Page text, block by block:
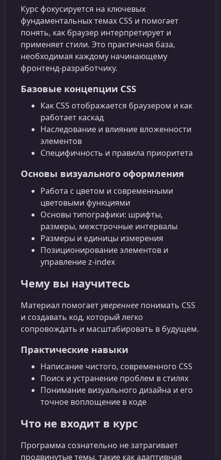
Курс фокусируется на ключевых
фундаментальных темах CSS и помогает
понять, как браузер интерпретирует и
применяет стили. Это практичная база,
необходимая каждому начинающему
фронтенд‑разработчику.
Базовые концепции CSS
Как CSS отображается браузером и как
работает каскад
Наследование и влияние вложенности
элементов
Специфичность и правила приоритета
Основы визуального оформления
Работа с цветом и современными
цветовыми функциями
Основы типографики: шрифты,
размеры, межстрочные интервалы
Размеры и единицы измерения
Позиционирование элементов и
управление z-index
Чему вы научитесь
Материал помогаетувереннее понимать CSS
и создавать код, который легко
сопровождать и масштабировать в будущем.
Практические навыки
Написание чистого, современного CSS
Поиск и устранение проблем в стилях
Понимание визуального дизайна и его
точное воплощение в коде
Что не входит в курс
Программа сознательно не затрагивает
продвинутые темы, такие как адаптивная